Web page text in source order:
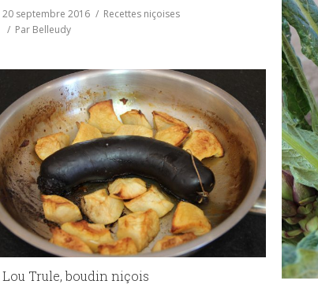
20 septembre 2016
Recettes niçoises
Par Belleudy
Lou Trule, boudin niçois